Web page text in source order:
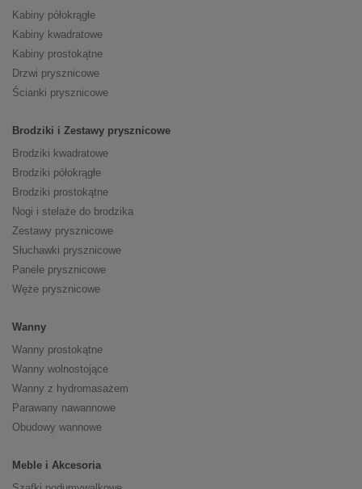
Kabiny półokrągłe
Kabiny kwadratowe
Kabiny prostokątne
Drzwi prysznicowe
Ścianki prysznicowe
Brodziki i Zestawy prysznicowe
Brodziki kwadratowe
Brodziki półokrągłe
Brodziki prostokątne
Nogi i stelaże do brodzika
Zestawy prysznicowe
Słuchawki prysznicowe
Panele prysznicowe
Węże prysznicowe
Wanny
Wanny prostokątne
Wanny wolnostojące
Wanny z hydromasażem
Parawany nawannowe
Obudowy wannowe
Meble i Akcesoria